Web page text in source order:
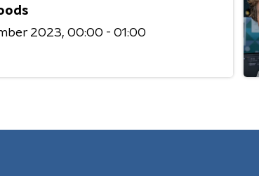
2023 00:00 - 01:00